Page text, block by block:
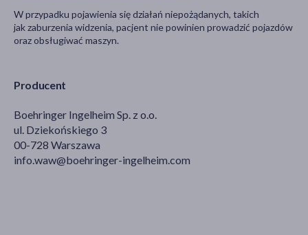
Producent
Boehringer Ingelheim Sp. z o.o.
ul. Dziekońskiego 3
00-728 Warszawa
info.waw@boehringer-ingelheim.com
W przypadku pojawienia się działań niepożądanych, takich
jak zaburzenia widzenia, pacjent nie powinien prowadzić pojazdów
oraz obsługiwać maszyn.